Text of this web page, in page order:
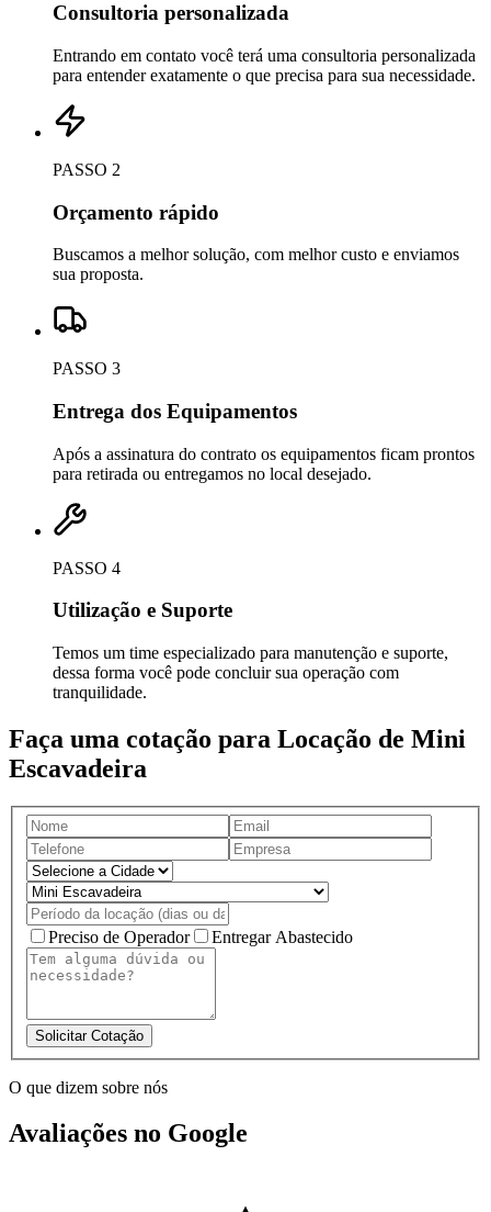
Consultoria personalizada
Entrando em contato você terá uma consultoria personalizada
para entender exatamente o que precisa para sua necessidade.
PASSO 2
Orçamento rápido
Buscamos a melhor solução, com melhor custo e enviamos
sua proposta.
PASSO 3
Entrega dos Equipamentos
Após a assinatura do contrato os equipamentos ficam prontos
para retirada ou entregamos no local desejado.
PASSO 4
Utilização e Suporte
Temos um time especializado para manutenção e suporte,
dessa forma você pode concluir sua operação com
tranquilidade.
Faça uma cotação para Locação de Mini
Escavadeira
Preciso de Operador Entregar Abastecido
Solicitar Cotação
O que dizem sobre nós
Avaliações no Google